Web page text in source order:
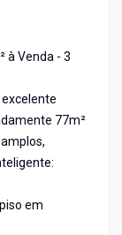
à Venda - 3
77m²
em